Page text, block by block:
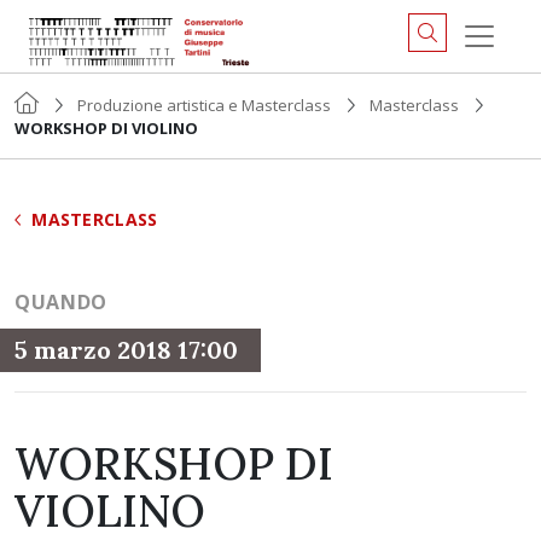
Produzione artistica e Masterclass
Masterclass
WORKSHOP DI VIOLINO
MASTERCLASS
QUANDO
5 marzo 2018 17:00
WORKSHOP DI
VIOLINO